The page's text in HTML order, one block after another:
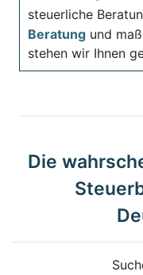
steuerliche
Beratung und
stehen wir Ihnen
Die